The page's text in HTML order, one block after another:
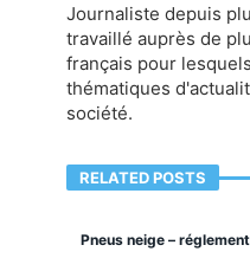
Journaliste depuis
travaillé auprès de
français pour
thématiques
société.
RELATED POSTS
Pneus neige –